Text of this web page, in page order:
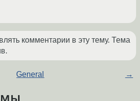
комментарии в эту тему. Тема
General →